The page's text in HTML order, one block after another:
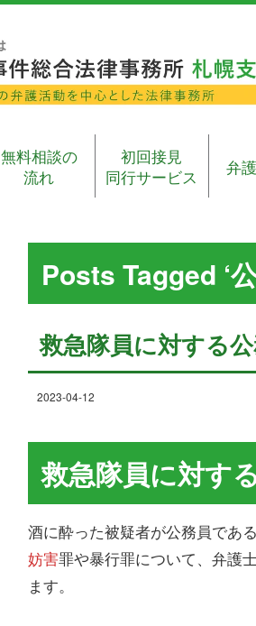
無料相談の
流れ
初回接見
同行サービス
弁
Posts Tagged ‘
救急隊員に対する
2023-04-12
救急隊員に対す
酒に酔った被疑者が公務員であ
妨害罪や暴行罪について、弁護
ます。